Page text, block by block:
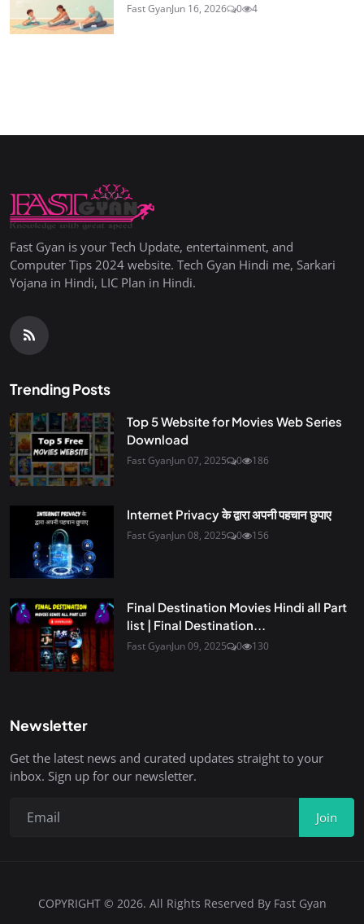
Fast GyanJun 16, 2026 0 4
Fast Gyan is your Tech Update, entertainment, and
Computer Tips 2024 website. Tech Gyan Hindi me, Sarkari
Yojana in Hindi, LIC Plan in Hindi.
Trending Posts
Top 5 Website for Movies Web Series
Download
Fast GyanJun 07, 2025 0 186
Internet Privacy के द्वारा अपनी पहचान छुपाए
Fast GyanJun 08, 2025 0 156
Final Destination Movies Hindi all Part
list | Final Destination...
Fast GyanJun 09, 2025 0 130
Newsletter
Get the latest news and curated updates straight to your
inbox. Sign up for our newsletter.
Join
COPYRIGHT © 2026. All Rights Reserved By Fast Gyan